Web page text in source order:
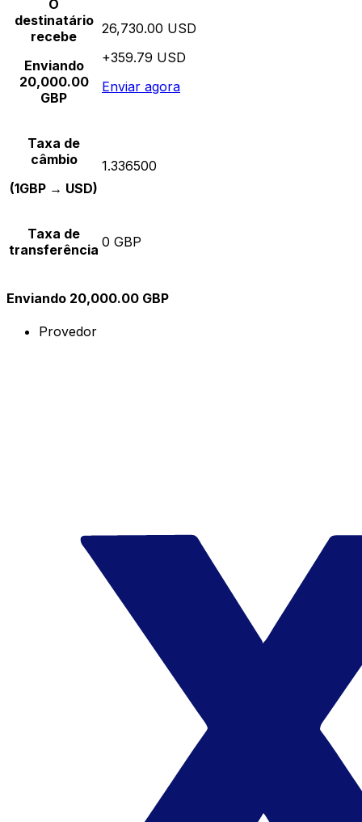
O
destinatário
recebe
Enviando
20,000.00
GBP
26,730.00 USD
+359.79 USD
Enviar agora
Taxa de
câmbio
(1GBP → USD)
1.336500
Taxa de
transferência 0 GBP
Enviando 20,000.00 GBP
Provedor